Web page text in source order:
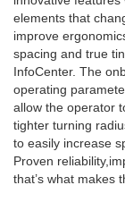
elements that
improve
spacing and true
InfoCenter. The
operating
allow the operator
tighter turning
to easily increase
Proven
that’s what makes